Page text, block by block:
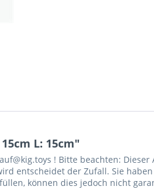
L: 15cm"
! Bitte beachten:
entscheidet der Zufall. Sie
können dies jedoch nicht